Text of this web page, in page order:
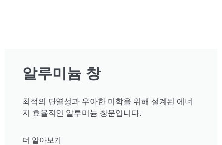
알루미늄 창
최적의 단열성과 우아한 미학을 위해 설계된 에너
지 효율적인 알루미늄 창문입니다.
더 알아보기